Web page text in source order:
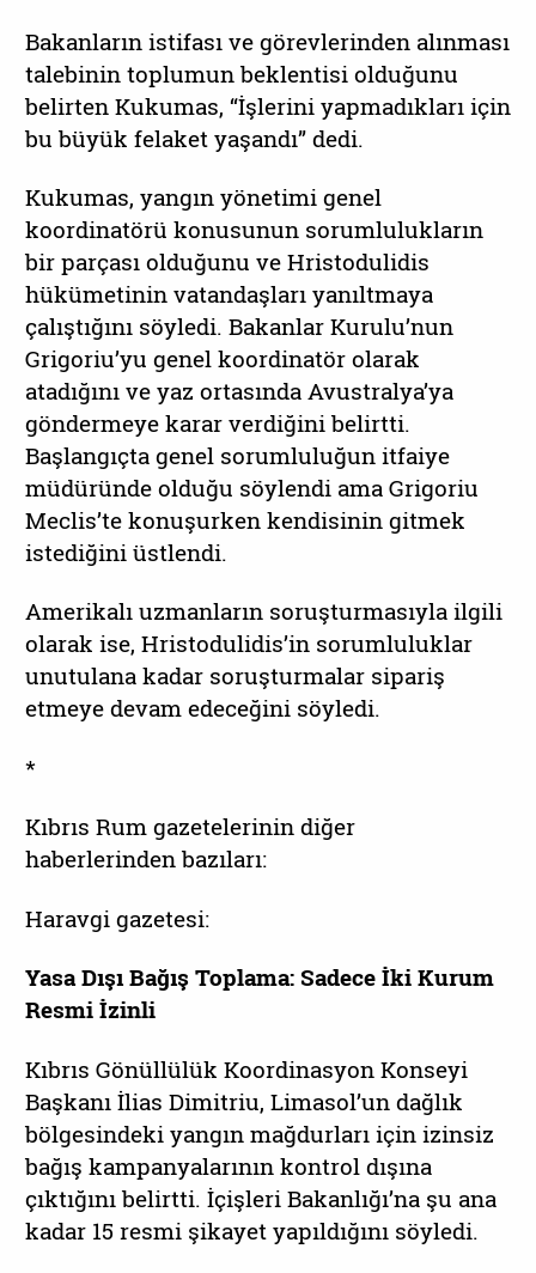
Bakanların istifası ve görevlerinden alınması
talebinin toplumun beklentisi olduğunu
belirten Kukumas, “İşlerini yapmadıkları için
bu büyük felaket yaşandı” dedi.
Kukumas, yangın yönetimi genel
koordinatörü konusunun sorumlulukların
bir parçası olduğunu ve Hristodulidis
hükümetinin vatandaşları yanıltmaya
çalıştığını söyledi. Bakanlar Kurulu’nun
Grigoriu’yu genel koordinatör olarak
atadığını ve yaz ortasında Avustralya’ya
göndermeye karar verdiğini belirtti.
Başlangıçta genel sorumluluğun itfaiye
müdüründe olduğu söylendi ama Grigoriu
Meclis’te konuşurken kendisinin gitmek
istediğini üstlendi.
Amerikalı uzmanların soruşturmasıyla ilgili
olarak ise, Hristodulidis’in sorumluluklar
unutulana kadar soruşturmalar sipariş
etmeye devam edeceğini söyledi.
*
Kıbrıs Rum gazetelerinin diğer
haberlerinden bazıları:
Haravgi gazetesi:
Yasa Dışı Bağış Toplama: Sadece İki Kurum
Resmi İzinli
Kıbrıs Gönüllülük Koordinasyon Konseyi
Başkanı İlias Dimitriu, Limasol’un dağlık
bölgesindeki yangın mağdurları için izinsiz
bağış kampanyalarının kontrol dışına
çıktığını belirtti. İçişleri Bakanlığı’na şu ana
kadar 15 resmi şikayet yapıldığını söyledi.